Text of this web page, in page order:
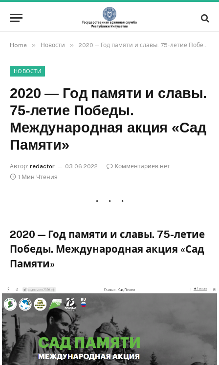
Home » Новости » 2020 — Год памяти и славы. 75-летие Победы. Международная акция «Сад Памяти»
НОВОСТИ
2020 — Год памяти и славы.
75-летие Победы.
Международная акция «Сад
Памяти»
Автор: redactor 03.06.2022
Комментариев нет
1 Мин Чтения
2020 — Год памяти и славы. 75-летие
Победы. Международная акция «Сад
Памяти»